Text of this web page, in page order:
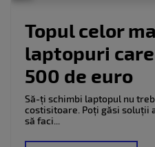
Topul celor
laptopuri
500 de euro
Să-ți schimbi laptopul nu
costisitoare. Poți găsi soluții
să faci...